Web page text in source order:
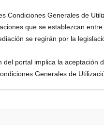
Condiciones Generales de
que se establezcan entre
se regirán por la
del portal implica la aceptación
Generales de